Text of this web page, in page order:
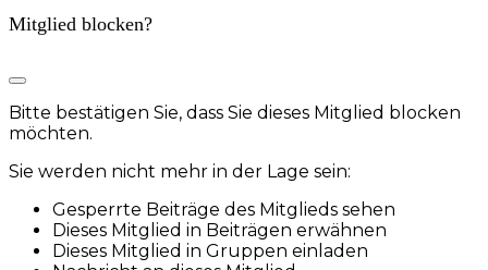
Mitglied blocken?
Bitte bestätigen Sie, dass Sie dieses Mitglied blocken
möchten.
Sie werden nicht mehr in der Lage sein:
Gesperrte Beiträge des Mitglieds sehen
Dieses Mitglied in Beiträgen erwähnen
Dieses Mitglied in Gruppen einladen